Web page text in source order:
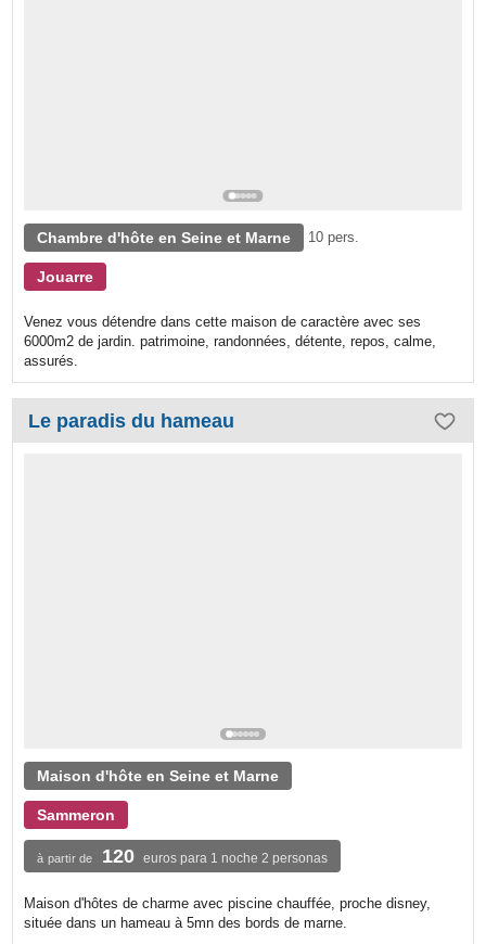
Chambre d'hôte en Seine et Marne 10 pers.
Jouarre
Venez vous détendre dans cette maison de caractère avec ses
6000m2 de jardin. patrimoine, randonnées, détente, repos, calme,
assurés.
Le paradis du hameau
Maison d'hôte en Seine et Marne
Sammeron
à partir de 120 euros para 1 noche 2 personas
Maison d'hôtes de charme avec piscine chauffée, proche disney,
située dans un hameau à 5mn des bords de marne.